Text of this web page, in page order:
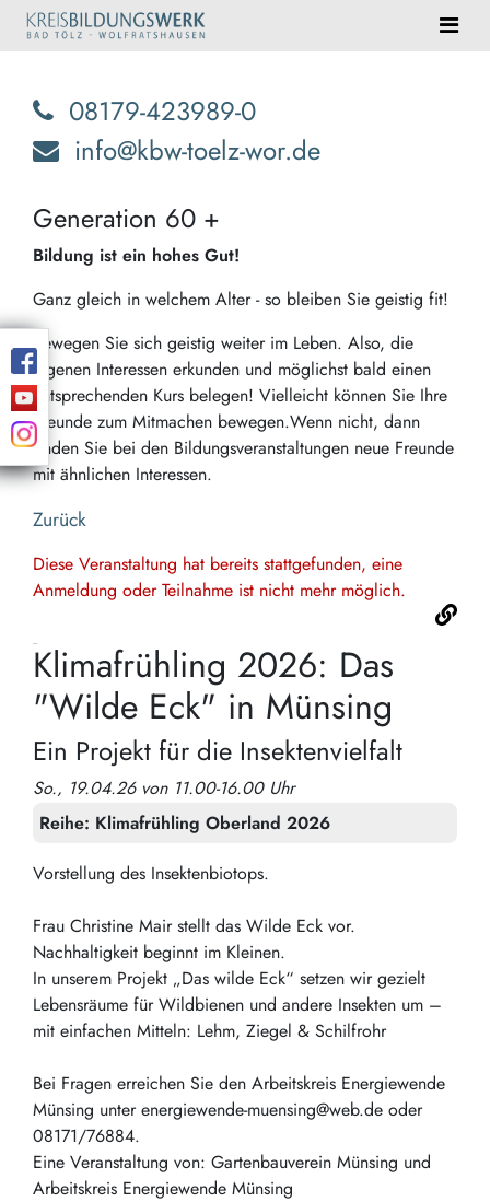
08179-423989-0
info@kbw-toelz-wor.de
Generation 60 +
Bildung ist ein hohes Gut!
Ganz gleich in welchem Alter - so bleiben Sie geistig fit!
Bewegen Sie sich geistig weiter im Leben. Also, die
eigenen Interessen erkunden und möglichst bald einen
entsprechenden Kurs belegen! Vielleicht können Sie Ihre
Freunde zum Mitmachen bewegen.Wenn nicht, dann
finden Sie bei den Bildungsveranstaltungen neue Freunde
mit ähnlichen Interessen.
Zurück
Diese Veranstaltung hat bereits stattgefunden, eine
Anmeldung oder Teilnahme ist nicht mehr möglich.
Klimafrühling 2026: Das
"Wilde Eck" in Münsing
Ein Projekt für die Insektenvielfalt
So., 19.04.26 von 11.00-16.00 Uhr
Reihe: Klimafrühling Oberland 2026
Vorstellung des Insektenbiotops.
Frau Christine Mair stellt das Wilde Eck vor.
Nachhaltigkeit beginnt im Kleinen.
In unserem Projekt „Das wilde Eck“ setzen wir gezielt
Lebensräume für Wildbienen und andere Insekten um –
mit einfachen Mitteln: Lehm, Ziegel & Schilfrohr
Bei Fragen erreichen Sie den Arbeitskreis Energiewende
Münsing unter energiewende-muensing@web.de oder
08171/76884.
Eine Veranstaltung von: Gartenbauverein Münsing und
Arbeitskreis Energiewende Münsing